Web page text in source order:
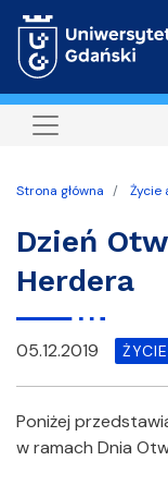
Strona główna Życie
Dzień
Herdera
05.12.2019
Poniżej
w ramach Dnia